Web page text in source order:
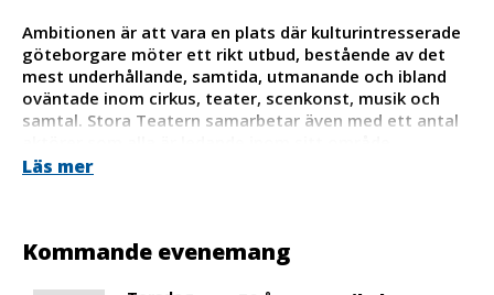
Ambitionen är att vara en plats där kulturintresserade
göteborgare möter ett rikt utbud, bestående av det
mest underhållande, samtida, utmanande och ibland
oväntade inom cirkus, teater, scenkonst, musik och
samtal. Stora Teatern samarbetar även med ett antal
Tillsammans med Cirkus Cirkör är Stora Teatern
cirkus i Västra Götaland. Stora Teatern är också en del i
nätverket Be SpectACTive som är ett
publikutvecklingsprojekt med fokus på delaktighet.
Läs mer
Kommande evenemang